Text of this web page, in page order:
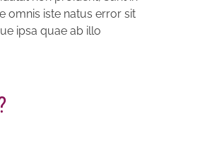
omnis iste natus error sit
ipsa quae ab illo